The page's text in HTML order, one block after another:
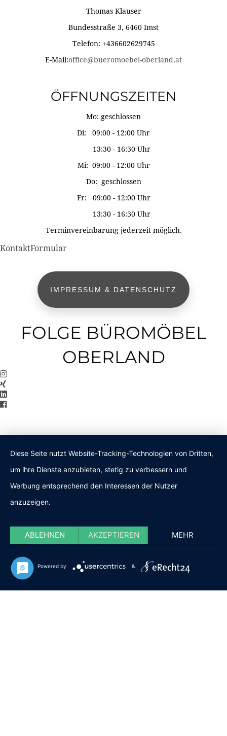
Thomas Klauser
Bundesstraße 3, 6460 Imst
Telefon: +436602629745
E-Mail:office@bueromoebel-oberland.at
ÖFFNUNGSZEITEN
Mo: geschlossen
Di: 09:00 - 12:00 Uhr
13:30 - 16:30 Uhr
Mi: 09:00 - 12:00 Uhr
Do: geschlossen
Fr: 09:00 - 12:00 Uhr
13:30 - 16:30 Uhr
Terminvereinbarung jederzeit möglich.
KontaktFormular
IMPRESSUM & DATENSCHUTZ
FOLGE BÜROMÖBEL
OBERLAND
Diese Seite nutzt Website-Tracking-Technologien von Dritten,
um ihre Dienste anzubieten, stetig zu verbessern und
Werbung entsprechend den Interessen der Nutzer
anzuzeigen.
ABLEHNEN AKZEPTIEREN MEHR
Powered by &